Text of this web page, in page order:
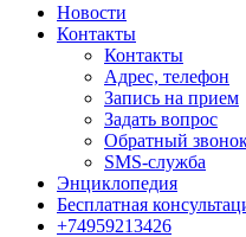
Новости
Контакты
Контакты
Адрес, телефон
Запись на прием
Задать вопрос
Обратный
SMS-служба
Энциклопедия
Бесплатная
+74959213426